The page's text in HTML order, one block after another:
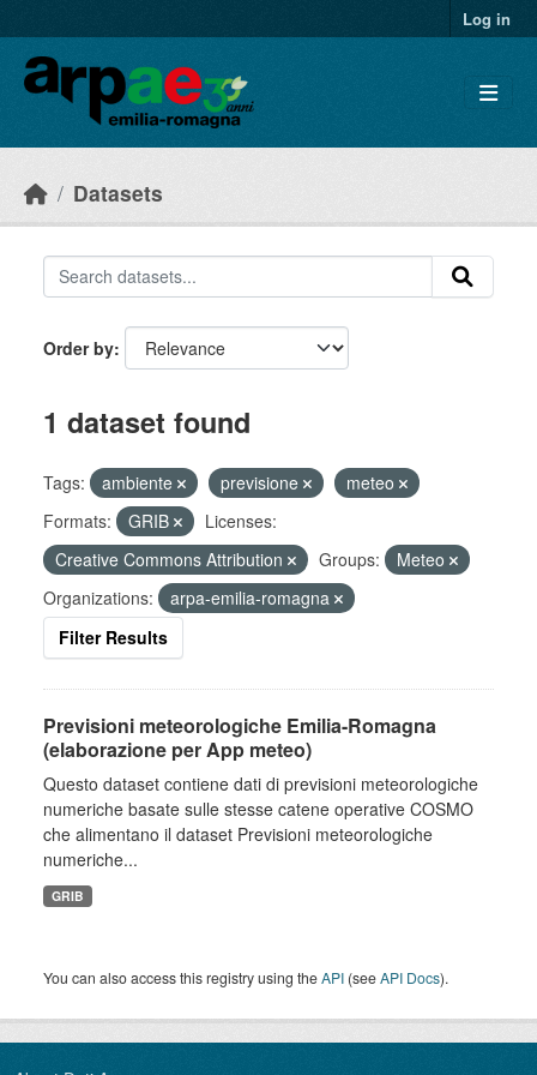
Log in
Datasets
Order by
1 dataset found
Tags: ambiente previsione
meteo
Formats:
GRIB
Licenses:
Creative Commons Attribution
Groups:
Meteo
Organizations:
arpa-emilia-romagna
Filter Results
Previsioni meteorologiche Emilia-Romagna
(elaborazione per App meteo)
Questo dataset contiene dati di previsioni meteorologiche
numeriche basate sulle stesse catene operative COSMO
che alimentano il dataset Previsioni meteorologiche
numeriche...
GRIB
You can also access this registry using theAPI (seeAPI Docs).